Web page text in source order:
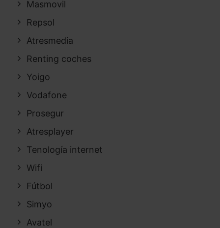
Masmovil
Repsol
Atresmedia
Renting coches
Yoigo
Vodafone
Prosegur
Atresplayer
Tenología internet
Wifi
Fútbol
Simyo
Avatel